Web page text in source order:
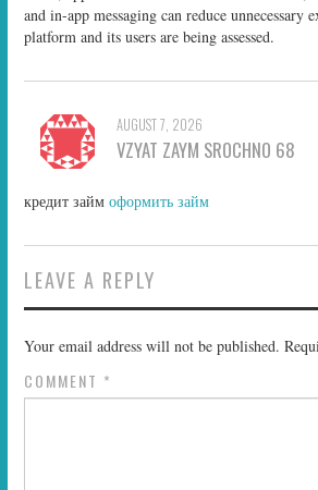
and in-app messaging can reduce unnecessary
platform and its users are being assessed.
AUGUST 7, 2026
VZYAT ZAYM SROCHNO 68
кредит займоформить займ
LEAVE A REPLY
Your email address will not be published.
COMMENT *